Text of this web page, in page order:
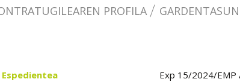
PROFILA
Espedientea
Exp 15/2024/EMP